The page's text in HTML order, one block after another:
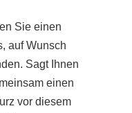
Sie einen
auf Wunsch
Sagt Ihnen
einen
vor diesem